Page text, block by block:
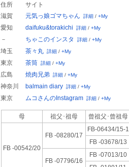
住所
サイト
滋賀 元気っ娘ゴマちゃん 詳細/ +My
愛知 daifuku&torakichi 詳細/ +My
－ ちゃこのインスタ 詳細/ +My
埼玉 茶々丸 詳細/ +My
東京 茶筒 詳細/ +My
広島 焼肉兄弟 詳細/ +My
神奈川 balmain diary 詳細/ +My
東京 ムコさんのInstagram 詳細/ +My
母 祖父･祖母 曾祖父･ 曾祖母
FB -00542/20
FB -08280/17
FB-06434/15-1
FB -03678/13
FB -07796/16
FB -07013/10